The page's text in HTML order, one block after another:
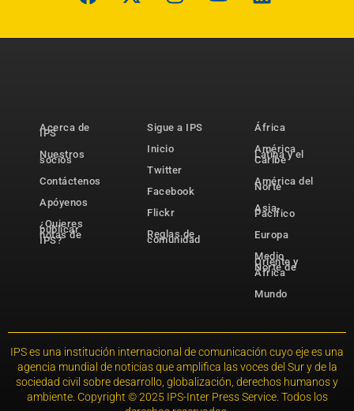
Acerca de
IPS
Nuestros
socios
Contáctenos
Apóyenos
¿Quieres
publicar
notas de
IPS?
Sigue a IPS
Inicio
Twitter
Facebook
Flickr
Reglas de
comunidad
África
América
Latina y el
Caribe
América del
Norte
Asia-
Pacífico
Europa
Medio
Oriente y
Norte de
África
Mundo
IPS es una institución internacional de comunicación cuyo eje es una
agencia mundial de noticias que amplifica las voces del Sur y de la
sociedad civil sobre desarrollo, globalización, derechos humanos y
ambiente. Copyright © 2025 IPS-Inter Press Service. Todos los